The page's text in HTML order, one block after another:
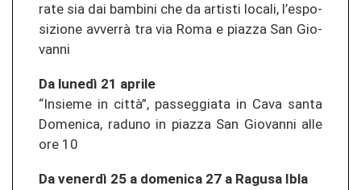
ra­te sia dai bam­b­i­ni che da ar­tis­ti lo­ca­li, l’es­po­
si­zio­ne avverrà tra via Roma e pia­z­za San Gio­
van­ni
Da lunedì 21 ap­ri­le
“Insie­me in città”, pas­seg­gia­ta in Cava santa
Do­me­ni­ca, ra­duno in pia­z­za San Gio­van­ni alle
ore 10
Da venerdì 25 a do­me­ni­ca 27 a Ra­gu­sa Ibla